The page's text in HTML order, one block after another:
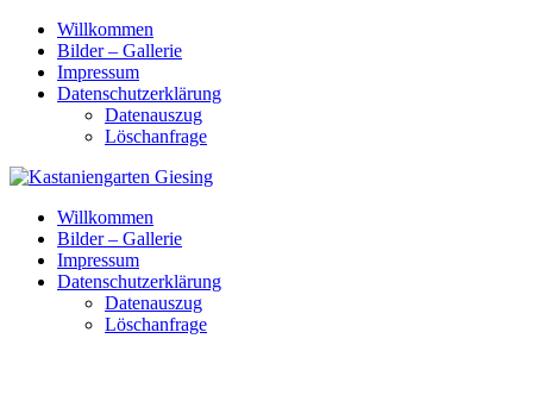
Skip
content
Willkommen
Bilder – Gallerie
Impressum
Datenschutzerklärung
Datenauszug
Löschanfrage
Willkommen
Bilder – Gallerie
Impressum
Datenschutzerklärung
Datenauszug
Löschanfrage